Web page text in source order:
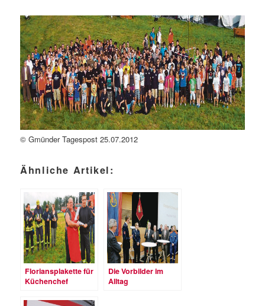
© Gmünder Tagespost 25.07.2012
Ähnliche Artikel:
Floriansplakette für
Küchenchef
Die Vorbilder im
Alltag